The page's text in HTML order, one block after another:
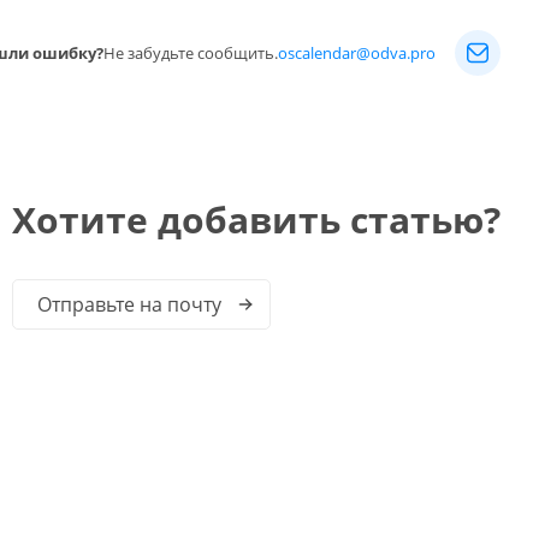
ошибку?Не забудьте сообщить.oscalendar@odva.pro
Хотите добавить статью?
Отправьте на почту